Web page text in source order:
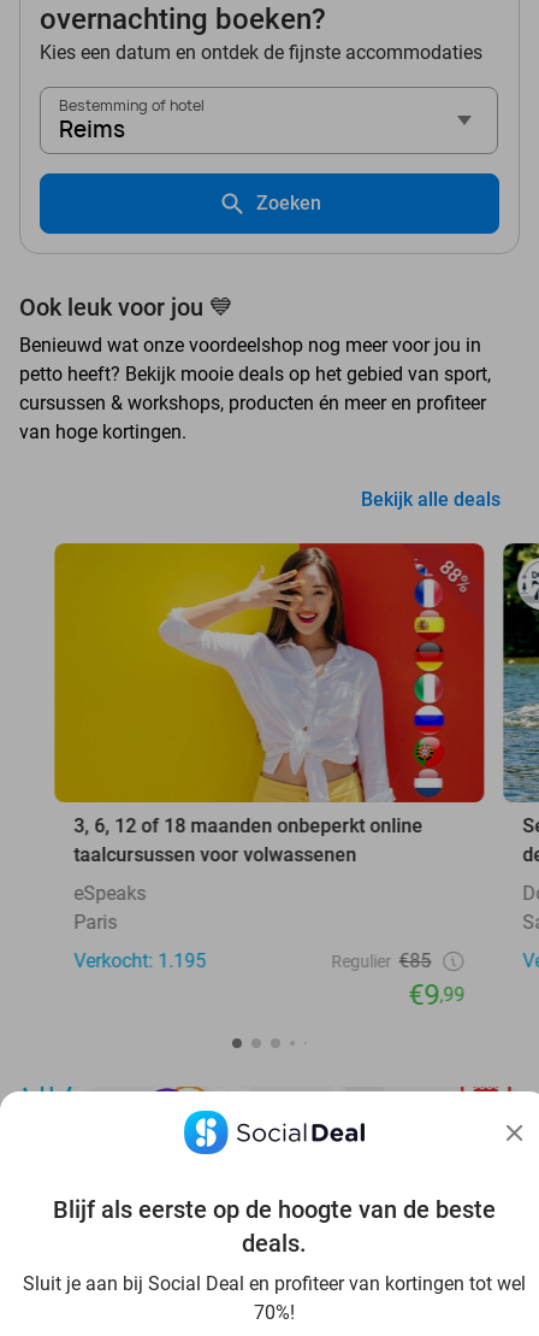
Blijf als eerste op de hoogte van de beste
deals.
Sluit je aan bij Social Deal en profiteer van kortingen tot wel
70%!
overnachting boeken?
Kies een datum en ontdek de fijnste accommodaties
Bestemming of hotel
Reims
Zoeken
Ook leuk voor jou 💙
Benieuwd wat onze voordeelshop nog meer voor jou in
petto heeft? Bekijk mooie deals op het gebied van sport,
cursussen & workshops, producten én meer en profiteer
van hoge kortingen.
Bekijk alle deals
88%
3, 6, 12 of 18 maanden onbeperkt online
taalcursussen voor volwassenen
eSpeaks
Paris
Verkocht: 1.195
Regulier €85
€9,99
Ontdek nog meer voordeel in jouw omgeving